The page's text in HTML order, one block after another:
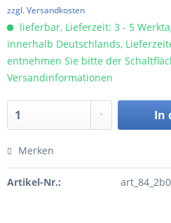
zzgl. Versandkosten
lieferbar, Lieferzeit: 3 - 5
innerhalb Deutschlands,
entnehmen Sie bitte der
Versandinformationen
In
Merken
Artikel-Nr.: